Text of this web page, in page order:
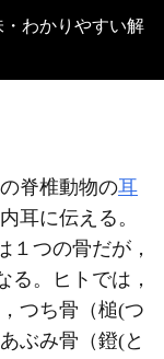
脊椎動物の耳
耳に伝える。
１つの骨だが，
る。ヒトでは，
つち骨（槌(つ
ぶみ骨（鐙(と